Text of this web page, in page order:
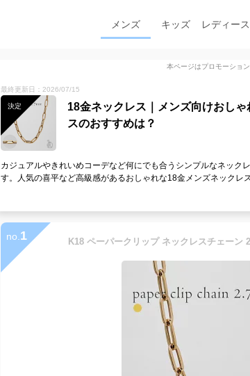
メンズ キッズ レディース
本ページはプロモーショ
最終更新日：2026/07/15
決定
18金ネックレス｜メンズ向けおし
スのおすすめは？
カジュアルやきれいめコーデなど何にでも合うシンプルなネック
す。人気の喜平など高級感があるおしゃれな18金メンズネックレ
no. 1